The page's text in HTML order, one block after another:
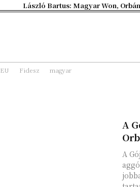
László Bartus: Magyar Won,
EU Fidesz magyar
A
A